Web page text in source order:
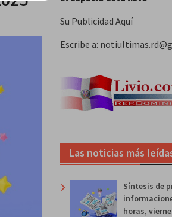
Su Publicidad Aquí
Escribe a:
Las noticias más
Síntesis de
horas,